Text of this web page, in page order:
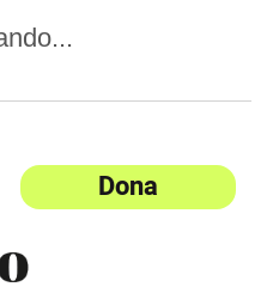
Dona